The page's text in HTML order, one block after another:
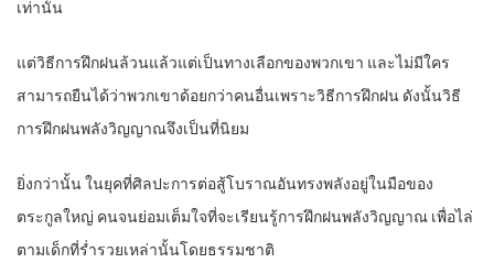
เท่านั้น
แต่วิธีการฝึกฝนล้วนแล้วแต่เป็นทางเลือกของพวกเขา และไม่มีใคร
สามารถยืนได้ว่าพวกเขาด้อยกว่าคนอื่นเพราะวิธีการฝึกฝน ดังนั้นวิธี
การฝึกฝนพลังวิญญาณจึงเป็นที่นิยม
ยิ่งกว่านั้น ในยุคที่ศิลปะการต่อสู้โบราณอันทรงพลังอยู่ในมือของ
ตระกูลใหญ่ คนจนย่อมเต็มใจที่จะเรียนรู้การฝึกฝนพลังวิญญาณ เพื่อไล่
ตามเด็กที่ร่ำรวยเหล่านั้นโดยธรรมชาติ